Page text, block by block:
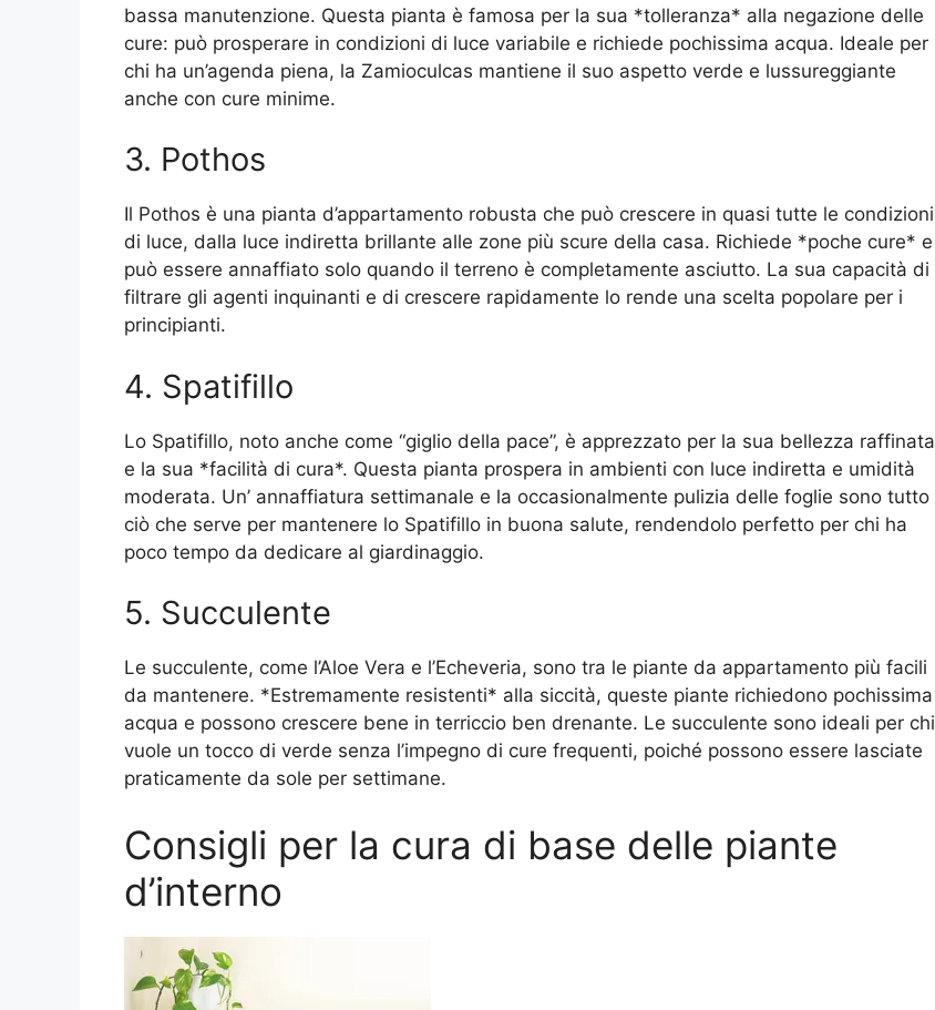
bassa manutenzione. Questa pianta è famosa per la sua *tolleranza* alla negazione delle
cure: può prosperare in condizioni di luce variabile e richiede pochissima acqua. Ideale per
chi ha un’agenda piena, la Zamioculcas mantiene il suo aspetto verde e lussureggiante
anche con cure minime.
3. Pothos
Il Pothos è una pianta d’appartamento robusta che può crescere in quasi tutte le condizioni
di luce, dalla luce indiretta brillante alle zone più scure della casa. Richiede *poche cure* e
può essere annaffiato solo quando il terreno è completamente asciutto. La sua capacità di
filtrare gli agenti inquinanti e di crescere rapidamente lo rende una scelta popolare per i
principianti.
4. Spatifillo
Lo Spatifillo, noto anche come “giglio della pace”, è apprezzato per la sua bellezza raffinata
e la sua *facilità di cura*. Questa pianta prospera in ambienti con luce indiretta e umidità
moderata. Un’ annaffiatura settimanale e la occasionalmente pulizia delle foglie sono tutto
ciò che serve per mantenere lo Spatifillo in buona salute, rendendolo perfetto per chi ha
poco tempo da dedicare al giardinaggio.
5. Succulente
Le succulente, come l’Aloe Vera e l’Echeveria, sono tra le piante da appartamento più facili
da mantenere. *Estremamente resistenti* alla siccità, queste piante richiedono pochissima
acqua e possono crescere bene in terriccio ben drenante. Le succulente sono ideali per chi
vuole un tocco di verde senza l’impegno di cure frequenti, poiché possono essere lasciate
praticamente da sole per settimane.
Consigli per la cura di base delle piante
d’interno